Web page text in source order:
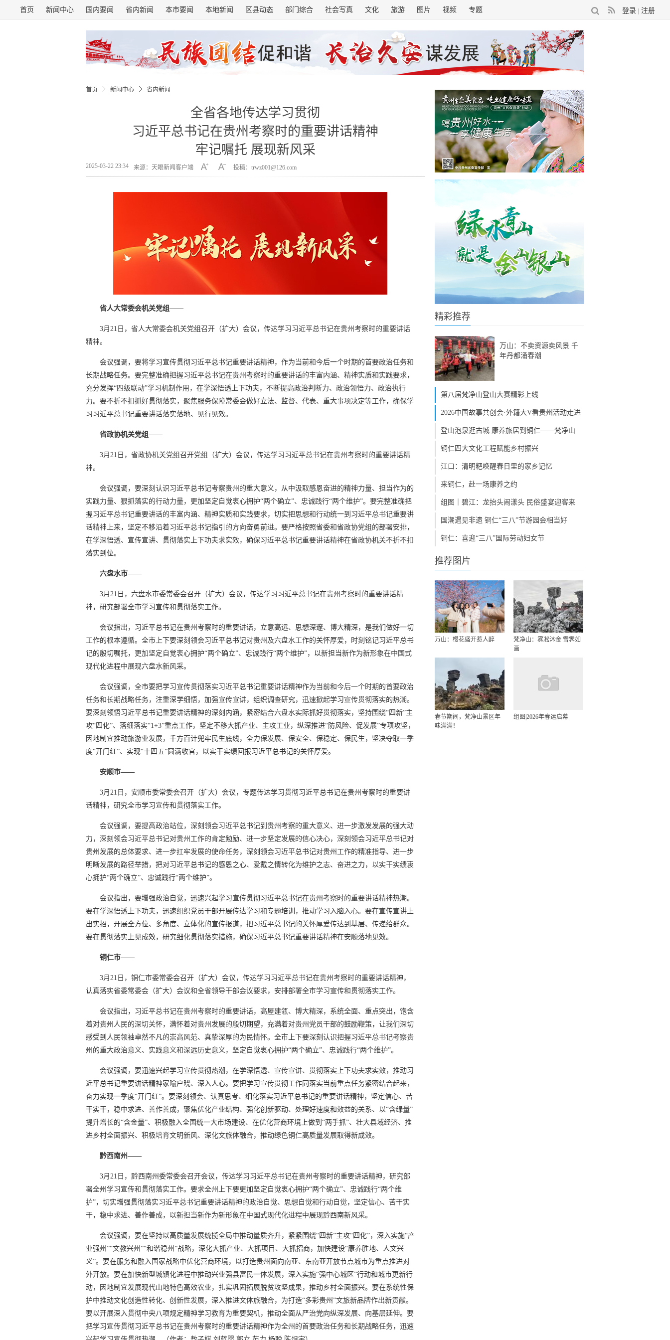
登录 注册
首页 新闻中心 国内要闻 省内新闻 本市要闻 本地新闻 区县动态 部门综合 社会写真 文化 旅游 图片 视频 专题
首页 新闻中心 省内新闻
全省各地传达学习贯彻
习近平总书记在贵州考察时的重要讲话精神
牢记嘱托 展现新风采
2025-03-22 23:34 来源：天眼新闻客户端 投稿：trwz001@126.com
省人大常委会机关党组——
3月21日，省人大常委会机关党组召开（扩大）会议，传达学习习近平总书记在贵州考察时的重要讲话
精神。
会议强调，要将学习宣传贯彻习近平总书记重要讲话精神，作为当前和今后一个时期的首要政治任务和
长期战略任务。要完整准确把握习近平总书记在贵州考察时的重要讲话的丰富内涵、精神实质和实践要求，
充分发挥“四级联动”学习机制作用，在学深悟透上下功夫，不断提高政治判断力、政治领悟力、政治执行
力。要不折不扣抓好贯彻落实，聚焦服务保障常委会做好立法、监督、代表、重大事项决定等工作，确保学
习习近平总书记重要讲话落实落地、见行见效。
省政协机关党组——
3月21日，省政协机关党组召开党组（扩大）会议，传达学习习近平总书记在贵州考察时的重要讲话精
神。
会议强调，要深刻认识习近平总书记考察贵州的重大意义，从中汲取感恩奋进的精神力量、担当作为的
实践力量、狠抓落实的行动力量，更加坚定自觉衷心拥护“两个确立”、忠诚践行“两个维护”。要完整准确把
握习近平总书记重要讲话的丰富内涵、精神实质和实践要求，切实把思想和行动统一到习近平总书记重要讲
话精神上来，坚定不移沿着习近平总书记指引的方向奋勇前进。要严格按照省委和省政协党组的部署安排，
在学深悟透、宣传宣讲、贯彻落实上下功夫求实效，确保习近平总书记重要讲话精神在省政协机关不折不扣
落实到位。
六盘水市——
3月21日，六盘水市委常委会召开（扩大）会议，传达学习习近平总书记在贵州考察时的重要讲话精
神，研究部署全市学习宣传和贯彻落实工作。
会议指出，习近平总书记在贵州考察时的重要讲话，立意高远、思想深邃、博大精深，是我们做好一切
工作的根本遵循。全市上下要深刻领会习近平总书记对贵州及六盘水工作的关怀厚爱，时刻铭记习近平总书
记的殷切嘱托，更加坚定自觉衷心拥护“两个确立”、忠诚践行“两个维护”，以新担当新作为新形象在中国式
现代化进程中展现六盘水新风采。
会议强调，全市要把学习宣传贯彻落实习近平总书记重要讲话精神作为当前和今后一个时期的首要政治
任务和长期战略任务，注重深学细悟，加强宣传宣讲，组织调查研究，迅速掀起学习宣传贯彻落实的热潮。
要深刻领悟习近平总书记重要讲话精神的深刻内涵，紧密结合六盘水实际抓好贯彻落实，坚持围绕“四新”主
攻“四化”、落细落实“1+3”重点工作，坚定不移大抓产业、主攻工业，纵深推进“防风险、促发展”专项攻坚，
因地制宜推动旅游业发展，千方百计兜牢民生底线，全力保发展、保安全、保稳定、保民生，坚决夺取一季
度“开门红”、实现“十四五”圆满收官，以实干实绩回报习近平总书记的关怀厚爱。
安顺市——
3月21日，安顺市委常委会召开（扩大）会议，专题传达学习贯彻习近平总书记在贵州考察时的重要讲
话精神，研究全市学习宣传和贯彻落实工作。
会议强调，要提高政治站位，深刻领会习近平总书记到贵州考察的重大意义、进一步激发发展的强大动
力，深刻领会习近平总书记对贵州工作的肯定勉励、进一步坚定发展的信心决心，深刻领会习近平总书记对
贵州发展的总体要求、进一步扛牢发展的使命任务，深刻领会习近平总书记对贵州工作的精准指导、进一步
明晰发展的路径举措，把对习近平总书记的感恩之心、爱戴之情转化为维护之志、奋进之力，以实干实绩衷
心拥护“两个确立”、忠诚践行“两个维护”。
会议指出，要增强政治自觉，迅速兴起学习宣传贯彻习近平总书记在贵州考察时的重要讲话精神热潮。
要在学深悟透上下功夫，迅速组织党员干部开展传达学习和专题培训，推动学习入脑入心。要在宣传宣讲上
出实招，开展全方位、多角度、立体化的宣传报道，把习近平总书记的关怀厚爱传达到基层、传递给群众。
要在贯彻落实上见成效，研究细化贯彻落实措施，确保习近平总书记重要讲话精神在安顺落地见效。
铜仁市——
3月21日，铜仁市委常委会召开（扩大）会议，传达学习习近平总书记在贵州考察时的重要讲话精神，
认真落实省委常委会（扩大）会议和全省领导干部会议要求，安排部署全市学习宣传和贯彻落实工作。
会议指出，习近平总书记在贵州考察时的重要讲话，高屋建瓴、博大精深，系统全面、重点突出，饱含
着对贵州人民的深切关怀，满怀着对贵州发展的殷切期望，充满着对贵州党员干部的鼓励鞭策，让我们深切
感受到人民领袖卓然不凡的崇高风范、真挚深厚的为民情怀。全市上下要深刻认识把握习近平总书记考察贵
州的重大政治意义、实践意义和深远历史意义，坚定自觉衷心拥护“两个确立”、忠诚践行“两个维护”。
会议强调，要迅速兴起学习宣传贯彻热潮，在学深悟透、宣传宣讲、贯彻落实上下功夫求实效，推动习
近平总书记重要讲话精神家喻户晓、深入人心。要把学习宣传贯彻工作同落实当前重点任务紧密结合起来，
奋力实现一季度“开门红”。要深刻领会、认真思考、细化落实习近平总书记的重要讲话精神，坚定信心、苦
干实干，稳中求进、善作善成，聚焦优化产业结构、强化创新驱动、处理好速度和效益的关系、以“含绿量”
提升增长的“含金量”、积极融入全国统一大市场建设、在优化营商环境上做到“两手抓”、壮大县域经济、推
进乡村全面振兴、积极培育文明新风、深化文旅体融合，推动绿色铜仁高质量发展取得新成效。
黔西南州——
3月21日，黔西南州委常委会召开会议，传达学习习近平总书记在贵州考察时的重要讲话精神，研究部
署全州学习宣传和贯彻落实工作。要求全州上下要更加坚定自觉衷心拥护“两个确立”、忠诚践行“两个维
护”，切实增强贯彻落实习近平总书记重要讲话精神的政治自觉、思想自觉和行动自觉，坚定信心、苦干实
干，稳中求进、善作善成，以新担当新作为新形象在中国式现代化进程中展现黔西南新风采。
会议强调，要在坚持以高质量发展统揽全局中推动量质齐升，紧紧围绕“四新”主攻“四化”，深入实施“产
业强州”“文教兴州”“和谐稳州”战略，深化大抓产业、大抓项目、大抓招商，加快建设“康养胜地、人文兴
义”。要在服务和融入国家战略中优化营商环境，以打造贵州面向南亚、东南亚开放节点城市为重点推进对
外开放。要在加快新型城镇化进程中推动兴业强县富民一体发展，深入实施“强中心城区”行动和城市更新行
动，因地制宜发展现代山地特色高效农业，扎实巩固拓展脱贫攻坚成果，推动乡村全面振兴。要在系统性保
护中推动文化创造性转化、创新性发展，深入推进文体旅融合，为打造“多彩贵州”文旅新品牌作出新贡献。
要以开展深入贯彻中央八项规定精神学习教育为重要契机，推动全面从严治党向纵深发展、向基层延伸。要
把学习宣传贯彻习近平总书记在贵州考察时的重要讲话精神作为全州的首要政治任务和长期战略任务，迅速
精彩推荐
万山：不卖资源卖风景 千
年丹都涌春潮
第八届梵净山登山大赛精彩上线
2026中国故事共创会·外籍大V看贵州活动走进
登山泡泉逛古城 康养旅居到铜仁——梵净山
铜仁四大文化工程赋能乡村振兴
江口：清明粑唤醒春日里的家乡记忆
来铜仁，赴一场康养之约
组图｜碧江：龙抬头闹漾头 民俗盛宴迎客来
国潮遇见非遗 铜仁“三八”节游园会相当好
铜仁：喜迎“三八”国际劳动妇女节
推荐图片
万山：樱花盛开惹人醉
梵净山：雾凇沐金 雪霁如
画
春节期间，梵净山景区年
味满满！
组图|2026年春运启幕